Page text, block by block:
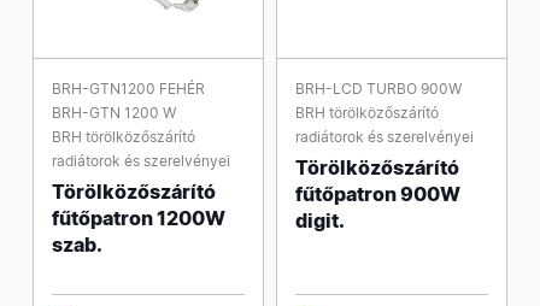
BRH-GTN1200 FEHÉR
BRH-GTN 1200 W
BRH törölközőszárító
radiátorok és szerelvényei
Törölközőszárító
fűtőpatron 1200W
szab.
BRH-LCD TURBO 900W
BRH törölközőszárító
radiátorok és szerelvényei
Törölközőszárító
fűtőpatron 900W
digit.